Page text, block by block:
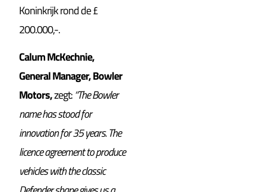
Koninkrijk rond de £
200.000,-.
Calum McKechnie,
General Manager, Bowler
Motors,zegt:“The Bowler
name has stood for
innovation for 35 years. The
licence agreement to produce
vehicles with the classic